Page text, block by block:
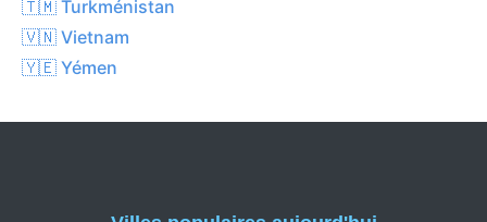
🇹🇲 Turkménistan
🇻🇳 Vietnam
🇾🇪 Yémen